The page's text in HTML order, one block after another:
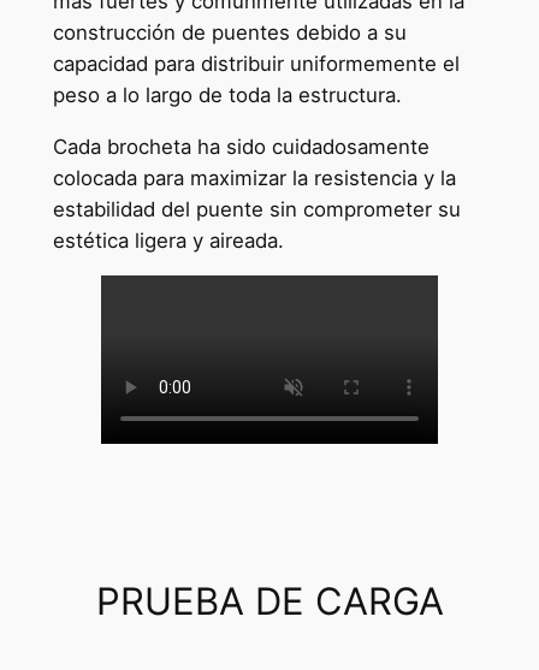
construcción de puentes debido a su
capacidad para distribuir uniformemente el
peso a lo largo de toda la estructura.
Cada brocheta ha sido cuidadosamente
colocada para maximizar la resistencia y la
estabilidad del puente sin comprometer su
estética ligera y aireada.
PRUEBA DE CARGA